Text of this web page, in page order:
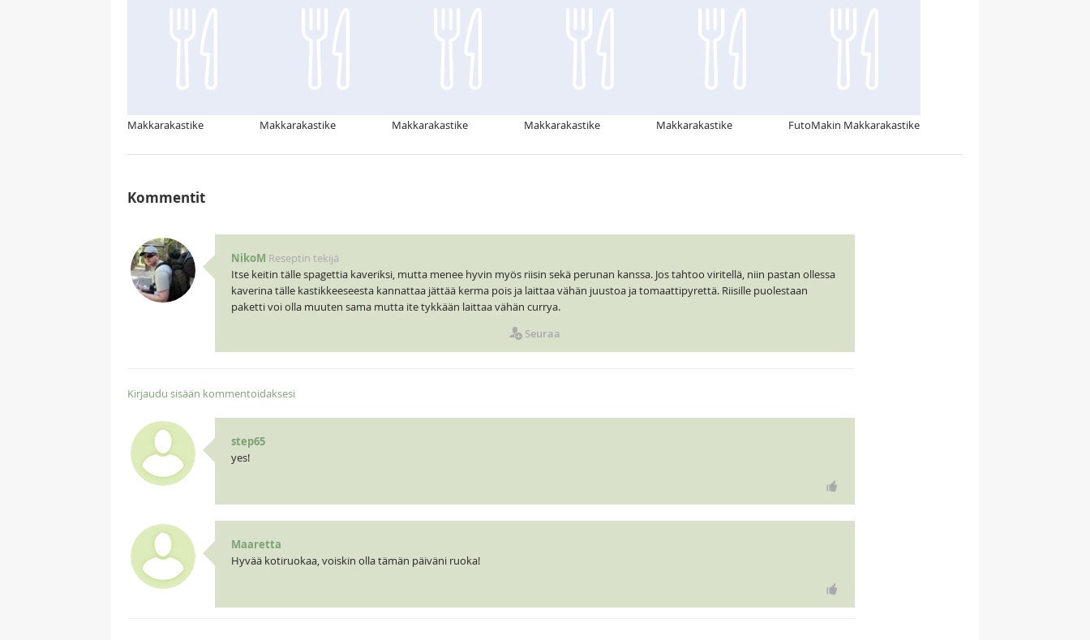
Makkarakastike Makkarakastike Makkarakastike Makkarakastike Makkarakastike FutoMakin Makkarakastike
Kommentit
NikoM Reseptin tekijä
Itse keitin tälle spagettia kaveriksi, mutta menee hyvin myös riisin sekä perunan kanssa. Jos tahtoo viritellä, niin pastan ollessa
kaverina tälle kastikkeeseesta kannattaa jättää kerma pois ja laittaa vähän juustoa ja tomaattipyrettä. Riisille puolestaan
paketti voi olla muuten sama mutta ite tykkään laittaa vähän currya.
Seuraa
Kirjaudu sisään kommentoidaksesi
step65
yes!
Maaretta
Hyvää kotiruokaa, voiskin olla tämän päiväni ruoka!